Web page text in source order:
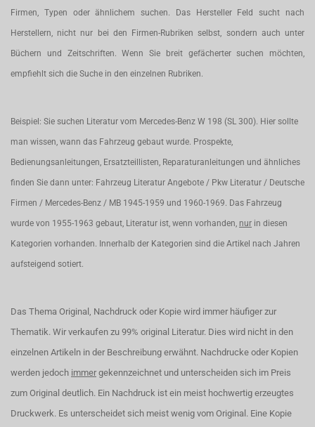
Firmen, Typen oder ähnlichem suchen. Das Hersteller Feld sucht nach
Herstellern, nicht nur bei den Firmen-Rubriken selbst, sondern auch unter
Büchern und Zeitschriften. Wenn Sie breit gefächerter suchen möchten,
empfiehlt sich die Suche in den einzelnen Rubriken.
Beispiel: Sie suchen Literatur vom Mercedes-Benz W 198 (SL 300). Hier sollte
man wissen, wann das Fahrzeug gebaut wurde. Prospekte,
Bedienungsanleitungen, Ersatzteillisten, Reparaturanleitungen und ähnliches
finden Sie dann unter: Fahrzeug Literatur Angebote / Pkw Literatur / Deutsche
Firmen / Mercedes-Benz / MB 1945-1959 und 1960-1969. Das Fahrzeug
wurde von 1955-1963 gebaut, Literatur ist, wenn vorhanden, nur in diesen
Kategorien vorhanden. Innerhalb der Kategorien sind die Artikel nach Jahren
aufsteigend sotiert.
Das Thema Original, Nachdruck oder Kopie wird immer häufiger zur
Thematik. Wir verkaufen zu 99% original Literatur. Dies wird nicht in den
einzelnen Artikeln in der Beschreibung erwähnt. Nachdrucke oder Kopien
werden jedoch immer gekennzeichnet und unterscheiden sich im Preis
zum Original deutlich. Ein Nachdruck ist ein meist hochwertig erzeugtes
Druckwerk. Es unterscheidet sich meist wenig vom Original. Eine Kopie